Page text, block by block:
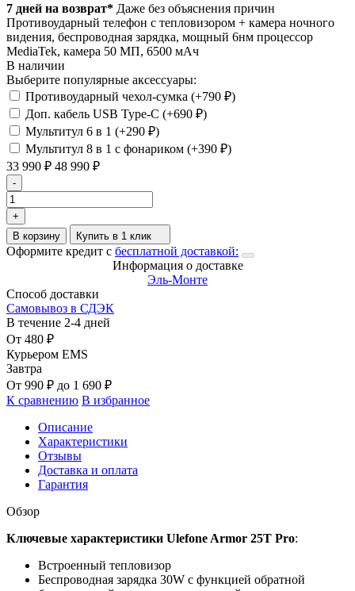
7 дней на возврат* Даже без объяснения причин
Противоударный телефон с тепловизором + камера ночного
видения, беспроводная зарядка, мощный 6нм процессор
MediaTek, камера 50 МП, 6500 мАч
В наличии
Выберите популярные аксессуары:
Противоударный чехол-сумка (+790 ₽)
Доп. кабель USB Type-C (+690 ₽)
Мультитул 6 в 1 (+290 ₽)
Мультитул 8 в 1 с фонариком (+390 ₽)
33 990 ₽ 48 990 ₽
-
+
В корзину
Купить в 1 клик
Оформите кредит с бесплатной доставкой:
Информация о доставке
Эль-Монте
Способ доставки
Самовывоз в СДЭК
В течение 2-4 дней
От 480 ₽
Курьером EMS
Завтра
От 990 ₽ до 1 690 ₽
К сравнению В избранное
Описание
Характеристики
Отзывы
Доставка и оплата
Гарантия
Обзор
Ключевые характеристики Ulefone Armor 25T Pro:
Встроенный тепловизор
Беспроводная зарядка 30W с функцией обратной